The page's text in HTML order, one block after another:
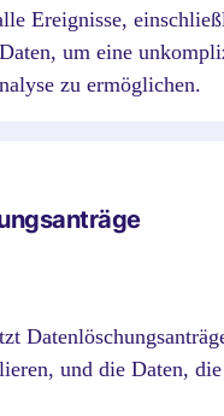
Ereignisse,
um eine
zu ermöglichen.
und die Daten,